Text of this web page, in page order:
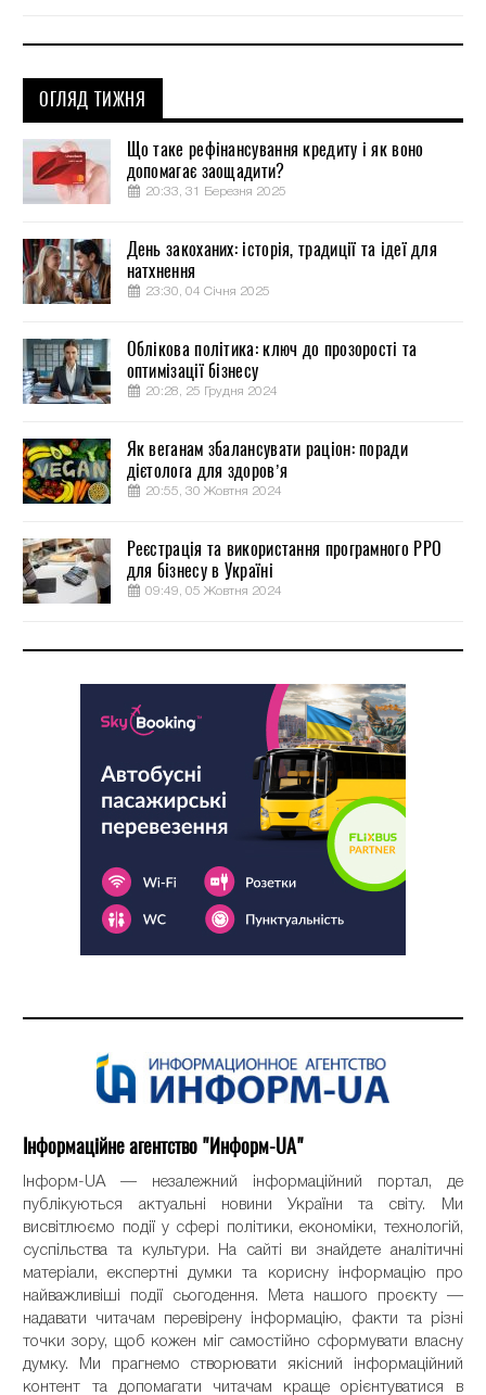
ОГЛЯД ТИЖНЯ
Що таке рефінансування кредиту і як воно
допомагає заощадити?
20:33, 31 Березня 2025
День закоханих: історія, традиції та ідеї для
натхнення
23:30, 04 Січня 2025
Облікова політика: ключ до прозорості та
оптимізації бізнесу
20:28, 25 Грудня 2024
Як веганам збалансувати раціон: поради
дієтолога для здоров’я
20:55, 30 Жовтня 2024
Реєстрація та використання програмного РРО
для бізнесу в Україні
09:49, 05 Жовтня 2024
Інформаційне агентство "Информ-UA"
Інформ-UA — незалежний інформаційний портал, де
публікуються актуальні новини України та світу. Ми
висвітлюємо події у сфері політики, економіки, технологій,
суспільства та культури. На сайті ви знайдете аналітичні
матеріали, експертні думки та корисну інформацію про
найважливіші події сьогодення. Мета нашого проєкту —
надавати читачам перевірену інформацію, факти та різні
точки зору, щоб кожен міг самостійно сформувати власну
думку. Ми прагнемо створювати якісний інформаційний
контент та допомагати читачам краще орієнтуватися в